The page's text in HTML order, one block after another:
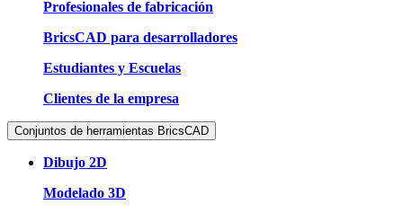
Profesionales de fabricación
BricsCAD para desarrolladores
Estudiantes y Escuelas
Clientes de la empresa
Conjuntos de herramientas BricsCAD
Dibujo 2D
Modelado 3D